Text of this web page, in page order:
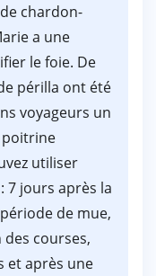
chardon-
a une
le foie. De
périlla ont été
voyageurs un
poitrine
utiliser
7 jours après la
de mue,
courses,
et après une